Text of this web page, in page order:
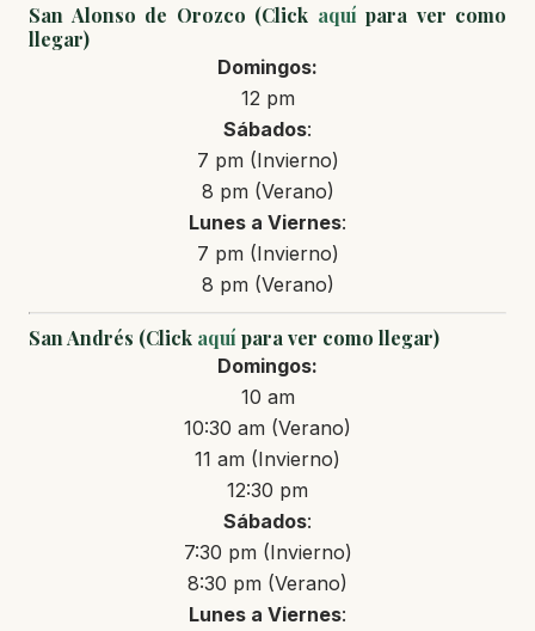
San Alonso de Orozco (Click aquí para ver como
llegar)
Domingos:
12 pm
Sábados:
7 pm (Invierno)
8 pm (Verano)
Lunes a Viernes:
7 pm (Invierno)
8 pm (Verano)
San Andrés (Click aquí para ver como llegar)
Domingos:
10 am
10:30 am (Verano)
11 am (Invierno)
12:30 pm
Sábados:
7:30 pm (Invierno)
8:30 pm (Verano)
Lunes a Viernes: